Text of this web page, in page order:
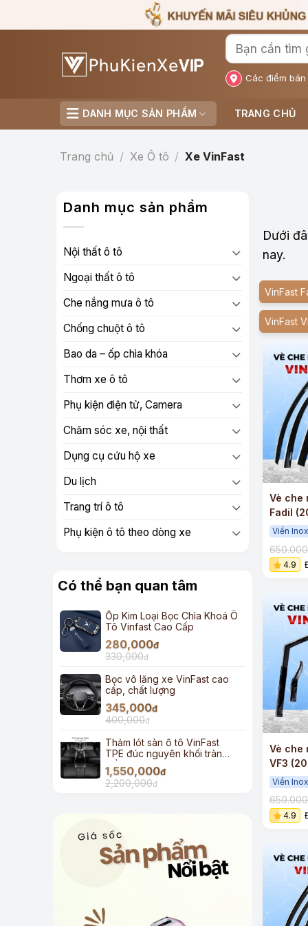
qua
Các điểm bán
DANH MỤC SẢN PHẨM TRANG CHỦ
Trang chủ / Xe Ô tô / Xe VinFast
Danh mục sản phẩm
Nội thất ô tô
Ngoại thất ô tô
Che nắng mưa ô tô
Chống chuột ô tô
Bao da – ốp chìa khóa
Thơm xe ô tô
Phụ kiện điện tử, Camera
Chăm sóc xe, nội thất
Dụng cụ cứu hộ xe
Du lịch
Trang trí ô tô
Phụ kiện ô tô theo dòng xe
Có thể bạn quan tâm
Ốp Kim Loại Bọc Chìa Khoá Ô
Tô Vinfast Cao Cấp
280,000đ
330,000đ
Bọc vô lăng xe VinFast cao
cấp, chất lượng
345,000đ
400,000đ
Thảm lót sàn ô tô VinFast
TPE đúc nguyên khối tràn
viền
1,550,000đ
2,200,000đ
Dưới
nay.
VinFast
VinFast
Vè che
Fadil
cao cấp
Viền Inox
4.9
Vè che
VF3
cấp
Viền Inox
4.9